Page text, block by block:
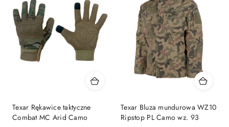
Texar Rękawice taktyczne
Combat MC Arid Camo
Texar Bluza mundurowa WZ10
Ripstop PL Camo wz. 93